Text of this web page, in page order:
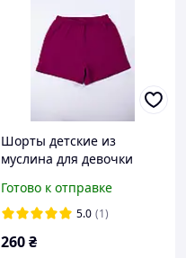
Шорты детские из
муслина для девочки
Готово к отправке
5.0 (1)
260₴